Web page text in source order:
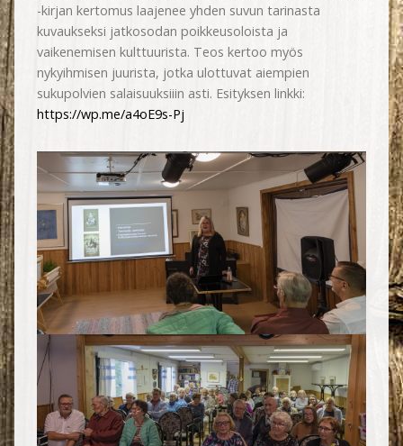
-kirjan kertomus laajenee yhden suvun tarinasta
kuvaukseksi jatkosodan poikkeusoloista ja
vaikenemisen kulttuurista. Teos kertoo myös
nykyihmisen juurista, jotka ulottuvat aiempien
sukupolvien salaisuuksiiin asti. Esityksen linkki:
https://wp.me/a4oE9s-Pj